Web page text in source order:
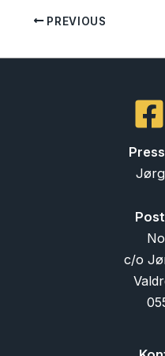
PREVIOUS
c/o